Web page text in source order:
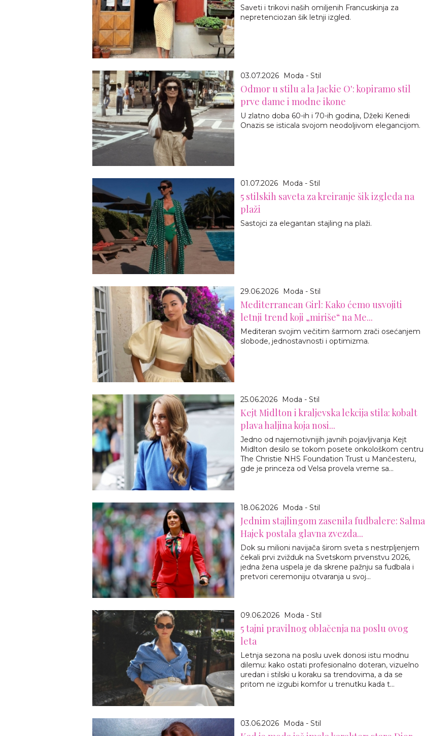
Saveti i trikovi naših omiljenih Francuskinja za
nepretenciozan šik letnji izgled.
03.07.2026 Moda - Stil
Odmor u stilu a la Jackie O': kopiramo stil
prve dame i modne ikone
U zlatno doba 60-ih i 70-ih godina, Džeki Kenedi
Onazis se isticala svojom neodoljivom elegancijom.
01.07.2026 Moda - Stil
5 stilskih saveta za kreiranje šik izgleda na
plaži
Sastojci za elegantan stajling na plaži.
29.06.2026 Moda - Stil
Mediterranean Girl: Kako ćemo usvojiti
letnji trend koji „miriše“ na Me...
Mediteran svojim večitim šarmom zrači osećanjem
slobode, jednostavnosti i optimizma.
25.06.2026 Moda - Stil
Kejt Midlton i kraljevska lekcija stila: kobalt
plava haljina koja nosi...
Jedno od najemotivnijih javnih pojavljivanja Kejt
Midlton desilo se tokom posete onkološkom centru
The Christie NHS Foundation Trust u Mančesteru,
gde je princeza od Velsa provela vreme sa...
18.06.2026 Moda - Stil
Jednim stajlingom zasenila fudbalere: Salma
Hajek postala glavna zvezda...
Dok su milioni navijača širom sveta s nestrpljenjem
čekali prvi zvižduk na Svetskom prvenstvu 2026,
jedna žena uspela je da skrene pažnju sa fudbala i
pretvori ceremoniju otvaranja u svoj...
09.06.2026 Moda - Stil
5 tajni pravilnog oblačenja na poslu ovog
leta
Letnja sezona na poslu uvek donosi istu modnu
dilemu: kako ostati profesionalno doteran, vizuelno
uredan i stilski u koraku sa trendovima, a da se
pritom ne izgubi komfor u trenutku kada t...
03.06.2026 Moda - Stil